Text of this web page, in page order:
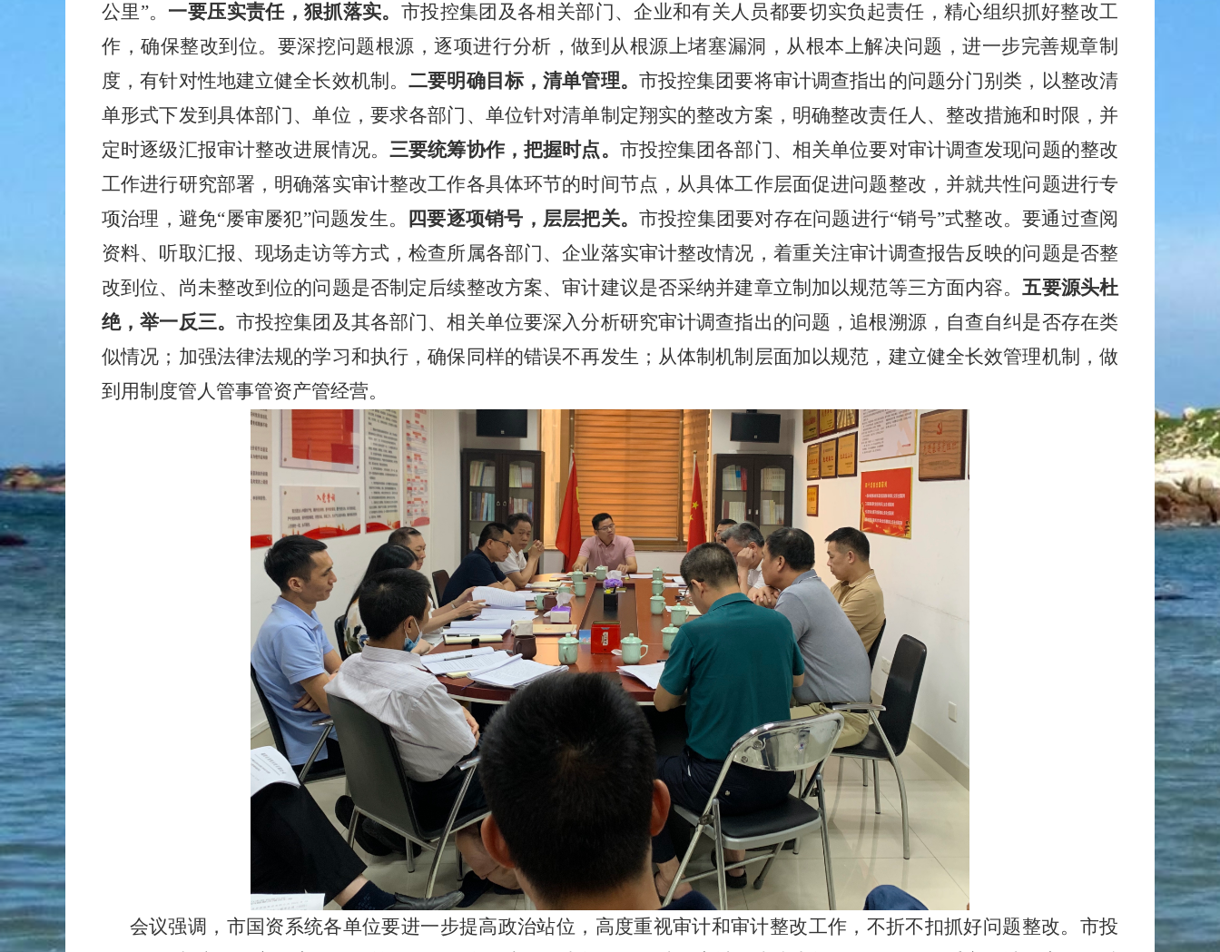
公里”。 一要压实责任，狠抓落实。 市投控集团及各相关部门、企业和有关人员都要切实负起责任，精心组织抓好整改工
作，确保整改到位。要深挖问题根源，逐项进行分析，做到从根源上堵塞漏洞，从根本上解决问题，进一步完善规章制
度，有针对性地建立健全长效机制。二要明确目标，清单管理。 市投控集团要将审计调查指出的问题分门别类，以整改清
单形式下发到具体部门、单位，要求各部门、单位针对清单制定翔实的整改方案，明确整改责任人、整改措施和时限，并
定时逐级汇报审计整改进展情况。三要统筹协作，把握时点。 市投控集团各部门、相关单位要对审计调查发现问题的整改
工作进行研究部署，明确落实审计整改工作各具体环节的时间节点，从具体工作层面促进问题整改，并就共性问题进行专
项治理，避免“屡审屡犯”问题发生。
四要逐项销号，层层把关。 市投控集团要对存在问题进行“销号”式整改。要通过查阅
资料、听取汇报、现场走访等方式，检查所属各部门、企业落实审计整改情况，着重关注审计调查报告反映的问题是否整
改到位、尚未整改到位的问题是否制定后续整改方案、审计建议是否采纳并建章立制加以规范等三方面内容。五要源头杜
绝，举一反三。 市投控集团及其各部门、相关单位要深入分析研究审计调查指出的问题，追根溯源，自查自纠是否存在类
似情况；加强法律法规的学习和执行，确保同样的错误不再发生；从体制机制层面加以规范，建立健全长效管理机制，做
到用制度管人管事管资产管经营。
会议强调，市国资系统各单位要进一步提高政治站位，高度重视审计和审计整改工作，不折不扣抓好问题整改。市投